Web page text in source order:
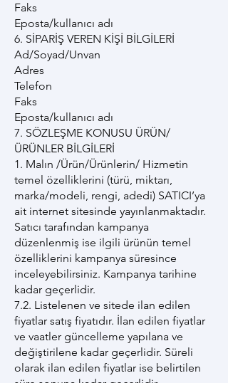
Faks
Eposta/kullanıcı adı
6. SİPARİŞ VEREN KİŞİ BİLGİLERİ
Ad/Soyad/Unvan
Adres
Telefon
Faks
Eposta/kullanıcı adı
7. SÖZLEŞME KONUSU ÜRÜN/
ÜRÜNLER BİLGİLERİ
1. Malın /Ürün/Ürünlerin/ Hizmetin
temel özelliklerini (türü, miktarı,
marka/modeli, rengi, adedi) SATICI’ya
ait internet sitesinde yayınlanmaktadır.
Satıcı tarafından kampanya
düzenlenmiş ise ilgili ürünün temel
özelliklerini kampanya süresince
inceleyebilirsiniz. Kampanya tarihine
kadar geçerlidir.
7.2. Listelenen ve sitede ilan edilen
fiyatlar satış fiyatıdır. İlan edilen fiyatlar
ve vaatler güncelleme yapılana ve
değiştirilene kadar geçerlidir. Süreli
olarak ilan edilen fiyatlar ise belirtilen